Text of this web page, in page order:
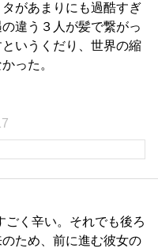
があまりにも過酷すぎ
違う３人が髪で繋がっ
いうくだり、世界の縮
った。
ごく辛い。それでも後ろ
ため、前に進む彼女の